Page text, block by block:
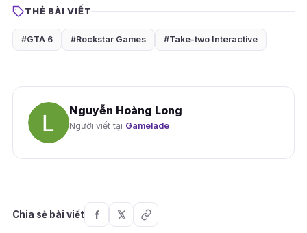
THẺ BÀI VIẾT
#GTA 6 #Rockstar Games #Take-two Interactive
Nguyễn Hoàng Long
Người viết tại Gamelade
Chia sẻ bài viết